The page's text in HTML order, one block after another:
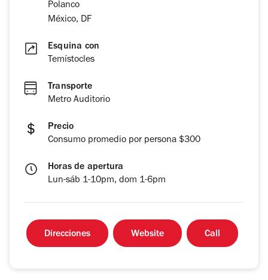
Polanco
México, DF
Esquina con
Temístocles
Transporte
Metro Auditorio
Precio
Consumo promedio por persona $300
Horas de apertura
Lun-sáb 1-10pm, dom 1-6pm
Direcciones Website Call